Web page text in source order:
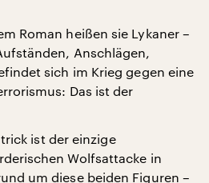
Roman heißen sie Lykaner –
Anschlägen,
sich im Krieg gegen eine
Das ist der
ist der einzige
Wolfsattacke in
um diese beiden Figuren –